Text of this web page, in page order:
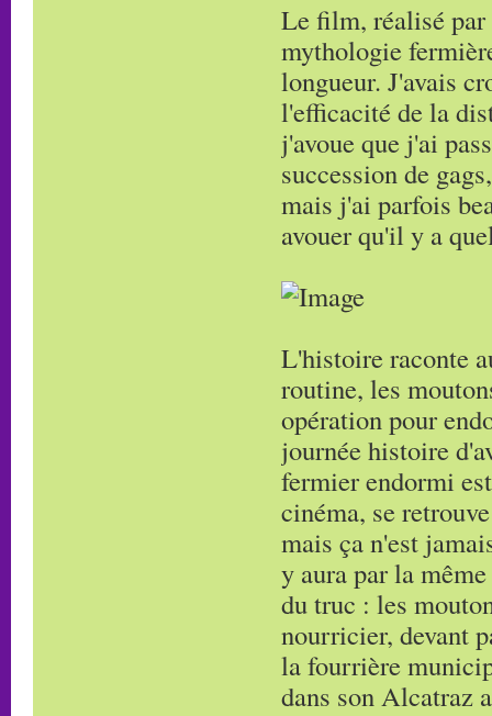
Le film, réalisé par
mythologie
longueur. J'avais
l'efficacité de la
j'avoue que j'ai
succession de
mais j'ai parfois
avouer qu'il y a
L'histoire raconte
routine, les
opération pour
journée histoire
fermier endormi
cinéma, se
mais ça n'est
y aura par la
du truc : les
nourricier, devant
la fourrière
dans son Alcatraz